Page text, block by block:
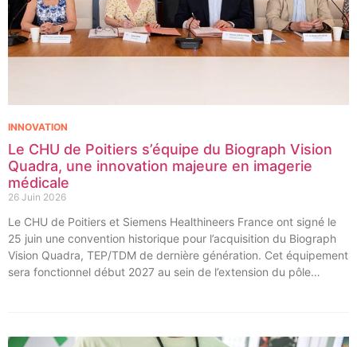
Le CHU de Poitiers s’équipe du Biograph Vision
Quadra, une innovation majeure en imagerie
médicale
26 Juin 2026
INNOVATION
Le CHU de Poitiers et Siemens Healthineers France ont signé le
25 juin une convention historique pour l’acquisition du Biograph
Vision Quadra, TEP/TDM de dernière génération. Cet équipement
sera fonctionnel début 2027 au sein de l’extension du pôle
l’acquisition et l’installation de l’équipement au cœur même du